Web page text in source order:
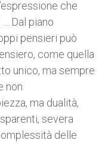
che
Dal piano
pensieri può
come quella
unico, ma sempre
non
ma dualità,
severa
delle